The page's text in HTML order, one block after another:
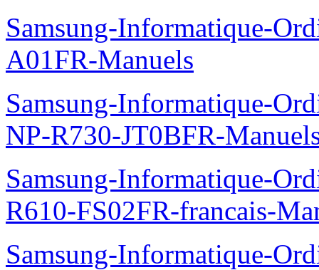
Samsung-Informatique-
A01FR-Manuels
Samsung-Informatique-
NP-R730-JT0BFR-
Samsung-Informatique-
R610-FS02FR-francais-
Samsung-Informatique-